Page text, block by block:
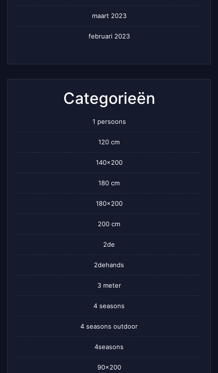
maart 2023
februari 2023
Categorieën
1 persoons
120 cm
140×200
180 cm
180×200
200 cm
2de
2dehands
3 meter
4 seasons
4 seasons outdoor
4seasons
90×200